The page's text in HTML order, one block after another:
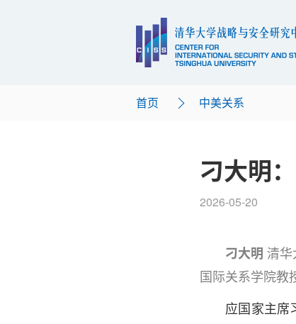
首页 中美关系
刁大明
2026-05-20
刁大明 清
国际关系学院教
应国家主席